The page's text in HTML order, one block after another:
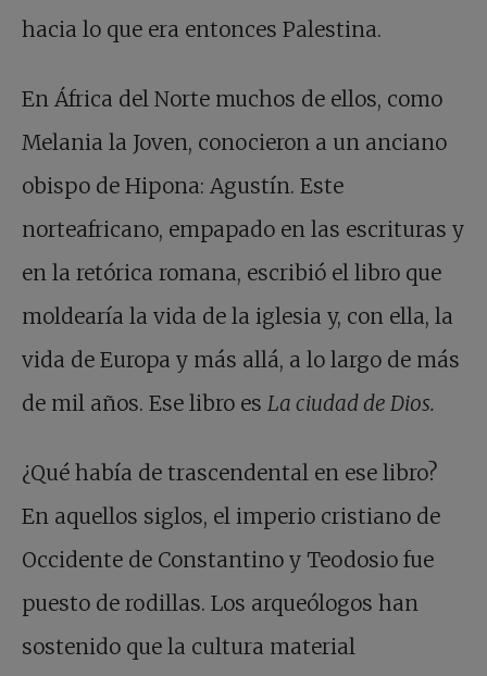
hacia lo que era entonces Palestina.
En África del Norte muchos de ellos, como
Melania la Joven, conocieron a un anciano
obispo de Hipona: Agustín. Este
norteafricano, empapado en las escrituras y
en la retórica romana, escribió el libro que
moldearía la vida de la iglesia y, con ella, la
vida de Europa y más allá, a lo largo de más
de mil años. Ese libro es La ciudad de Dios.
¿Qué había de trascendental en ese libro?
En aquellos siglos, el imperio cristiano de
Occidente de Constantino y Teodosio fue
puesto de rodillas. Los arqueólogos han
sostenido que la cultura material